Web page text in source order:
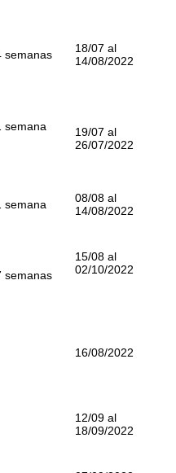
semanas
18/07 al
14/08/2022
semana
19/07 al
26/07/2022
semana
08/08 al
14/08/2022
semanas
15/08 al
02/10/2022
16/08/2022
12/09 al
18/09/2022